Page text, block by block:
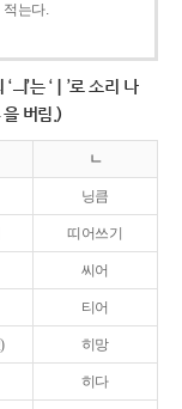
적는다.
’는 ‘ㅣ’로 소리 나
을 버림.)
ㄴ
닝큼
띠어쓰기
씨어
티어
히망
히다